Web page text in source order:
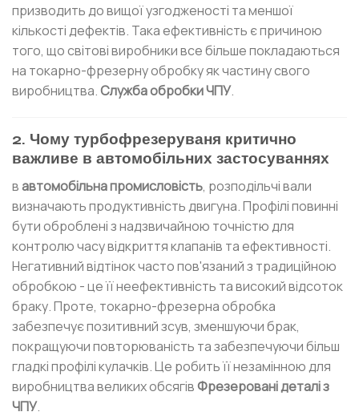
призводить до вищої узгодженості та меншої
кількості дефектів. Така ефективність є причиною
того, що світові виробники все більше покладаються
на токарно-фрезерну обробку як частину свого
виробництва.Служба обробки ЧПУ.
2. Чому турбофрезеруваня критично
важливе в автомобільних застосуваннях
в автомобільна промисловість, розподільчі вали
визначають продуктивність двигуна. Профілі повинні
бути оброблені з надзвичайною точністю для
контролю часу відкриття клапанів та ефективності.
Негативний відтінок часто пов'язаний з традиційною
обробкою - це її неефективність та високий відсоток
браку. Проте, токарно-фрезерна обробка
забезпечує позитивний зсув, зменшуючи брак,
покращуючи повторюваність та забезпечуючи більш
гладкі профілі кулачків. Це робить її незамінною для
виробництва великих обсягівФрезеровані деталі з
ЧПУ.